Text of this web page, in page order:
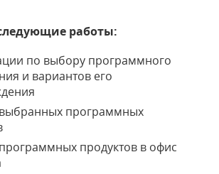
работы:
по выбору программного
и вариантов его
программных
продуктов в офис